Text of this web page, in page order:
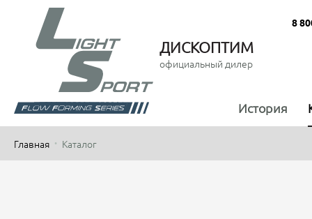
ДИСКОПТИМ
официальный дилер
8
История
Главная Каталог